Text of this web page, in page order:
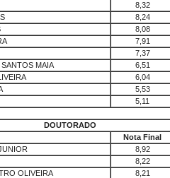
8,32
8,24
8,08
7,91
7,37
MAIA
6,51
6,04
5,53
5,11
DOUTORADO
Nota Final
8,92
8,22
OLIVEIRA
8,21